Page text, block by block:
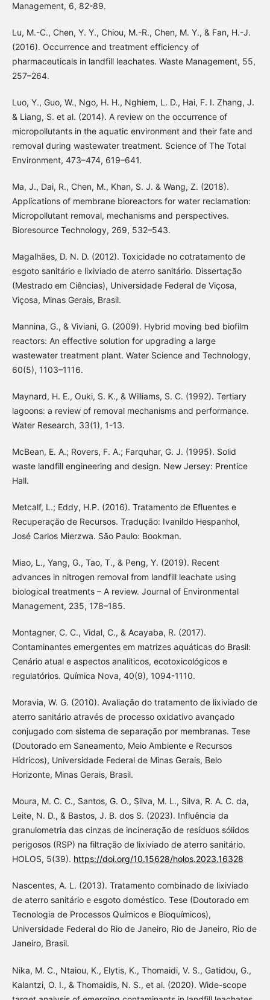
Management, 6, 82-89.
Lu, M.-C., Chen, Y. Y., Chiou, M.-R., Chen, M. Y., & Fan, H.-J.
(2016). Occurrence and treatment efficiency of
pharmaceuticals in landfill leachates. Waste Management, 55,
257–264.
Luo, Y., Guo, W., Ngo, H. H., Nghiem, L. D., Hai, F. I. Zhang, J.
& Liang, S. et al. (2014). A review on the occurrence of
micropollutants in the aquatic environment and their fate and
removal during wastewater treatment. Science of The Total
Environment, 473–474, 619–641.
Ma, J., Dai, R., Chen, M., Khan, S. J. & Wang, Z. (2018).
Applications of membrane bioreactors for water reclamation:
Micropollutant removal, mechanisms and perspectives.
Bioresource Technology, 269, 532–543.
Magalhães, D. N. D. (2012). Toxicidade no cotratamento de
esgoto sanitário e lixiviado de aterro sanitário. Dissertação
(Mestrado em Ciências), Universidade Federal de Viçosa,
Viçosa, Minas Gerais, Brasil.
Mannina, G., & Viviani, G. (2009). Hybrid moving bed biofilm
reactors: An effective solution for upgrading a large
wastewater treatment plant. Water Science and Technology,
60(5), 1103–1116.
Maynard, H. E., Ouki, S. K., & Williams, S. C. (1992). Tertiary
lagoons: a review of removal mechanisms and performance.
Water Research, 33(1), 1-13.
McBean, E. A.; Rovers, F. A.; Farquhar, G. J. (1995). Solid
waste landfill engineering and design. New Jersey: Prentice
Hall.
Metcalf, L.; Eddy, H.P. (2016). Tratamento de Efluentes e
Recuperação de Recursos. Tradução: Ivanildo Hespanhol,
José Carlos Mierzwa. São Paulo: Bookman.
Miao, L., Yang, G., Tao, T., & Peng, Y. (2019). Recent
advances in nitrogen removal from landfill leachate using
biological treatments – A review. Journal of Environmental
Management, 235, 178–185.
Montagner, C. C., Vidal, C., & Acayaba, R. (2017).
Contaminantes emergentes em matrizes aquáticas do Brasil:
Cenário atual e aspectos analíticos, ecotoxicológicos e
regulatórios. Química Nova, 40(9), 1094-1110.
Moravia, W. G. (2010). Avaliação do tratamento de lixiviado de
aterro sanitário através de processo oxidativo avançado
conjugado com sistema de separação por membranas. Tese
(Doutorado em Saneamento, Meio Ambiente e Recursos
Hídricos), Universidade Federal de Minas Gerais, Belo
Horizonte, Minas Gerais, Brasil.
Moura, M. C. C., Santos, G. O., Silva, M. L., Silva, R. A. C. da,
Leite, N. D., & Bastos, J. B. dos S. (2023). Influência da
granulometria das cinzas de incineração de resíduos sólidos
perigosos (RSP) na filtração de lixiviado de aterro sanitário.
HOLOS, 5(39). https://doi.org/10.15628/holos.2023.16328
Nascentes, A. L. (2013). Tratamento combinado de lixiviado
de aterro sanitário e esgoto doméstico. Tese (Doutorado em
Tecnologia de Processos Químicos e Bioquímicos),
Universidade Federal do Rio de Janeiro, Rio de Janeiro, Rio de
Janeiro, Brasil.
Nika, M. C., Ntaiou, K., Elytis, K., Thomaidi, V. S., Gatidou, G.,
Kalantzi, O. I., & Thomaidis, N. S., et al. (2020). Wide-scope